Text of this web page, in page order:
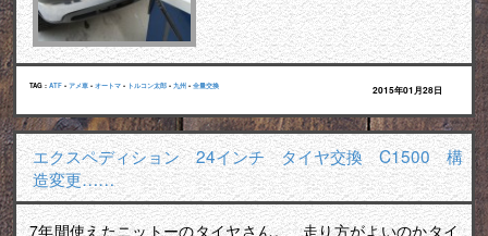
TAG : ATF • アメ車 • オートマ • トルコン太郎 • 九州 • 全量交換 2015年01月28日
エクスペディション 24インチ タイヤ交換 C1500 構
造変更……
7年間使えたニットーのタイヤさん。 走り方がよいのかタイ